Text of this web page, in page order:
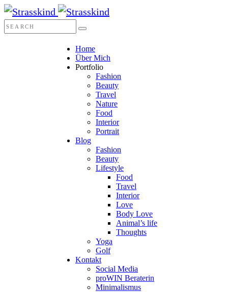
Home
Über Mich
Portfolio
Fashion
Beauty
Travel
Nature
Food
Interior
Portrait
Blog
Fashion
Beauty
Lifestyle
Food
Travel
Interior
Love
Body Love
Animal’s life
Thoughts
Yoga
Golf
Kontakt
Social Media
proWIN Beraterin
Minimalismus